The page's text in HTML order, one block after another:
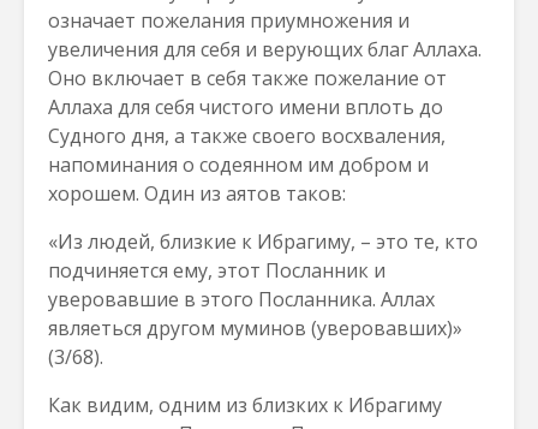
означает пожелания приумножения и
увеличения для себя и верующих благ Аллаха.
Оно включает в себя также пожелание от
Аллаха для себя чистого имени вплоть до
Судного дня, а также своего восхваления,
напоминания о содеянном им добром и
хорошем. Один из аятов таков:
«Из людей, близкие к Ибрагиму, – это те, кто
подчиняется ему, этот Посланник и
уверовавшие в этого Посланника. Аллах
являеться другом муминов (уверовавших)»
(3/68).
Как видим, одним из близких к Ибрагиму